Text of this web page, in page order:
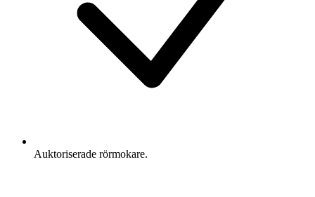
Auktoriserade rörmokare.